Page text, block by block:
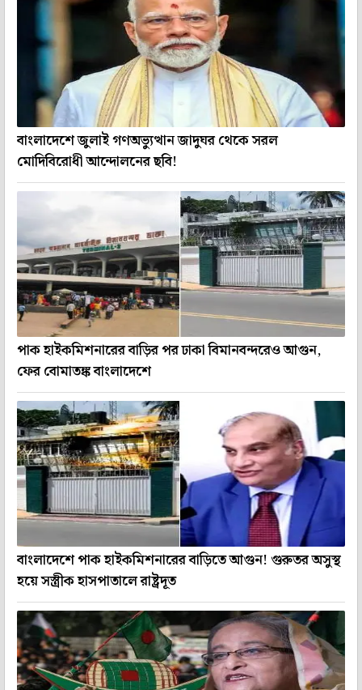
বাংলাদেশে জুলাই গণঅভ্যুত্থান জাদুঘর থেকে সরল
মোদিবিরোধী আন্দোলনের ছবি!
পাক হাইকমিশনারের বাড়ির পর ঢাকা বিমানবন্দরেও আগুন,
ফের বোমাতঙ্ক বাংলাদেশে
বাংলাদেশে পাক হাইকমিশনারের বাড়িতে আগুন! গুরুতর অসুস্থ
হয়ে সস্ত্রীক হাসপাতালে রাষ্ট্রদূত